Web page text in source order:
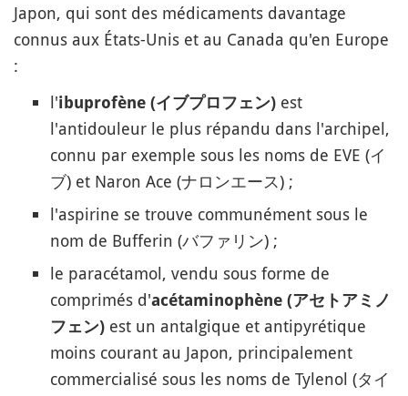
Japon, qui sont des médicaments davantage
connus aux États-Unis et au Canada qu'en Europe
:
l'ibuprofène (イブプロフェン) est
l'antidouleur le plus répandu dans l'archipel,
connu par exemple sous les noms de EVE (イ
ブ) et Naron Ace (ナロンエース) ;
l'aspirine se trouve communément sous le
nom de Bufferin (バファリン) ;
le paracétamol, vendu sous forme de
comprimés d'acétaminophène (アセトアミノ
フェン) est un antalgique et antipyrétique
moins courant au Japon, principalement
commercialisé sous les noms de Tylenol (タイ